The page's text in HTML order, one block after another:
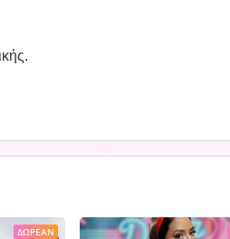
ΔΩΡΕΆΝ